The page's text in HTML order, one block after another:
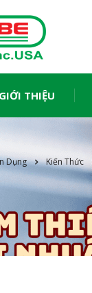
GIỚI THIỆU
Dụng Kiến Thức